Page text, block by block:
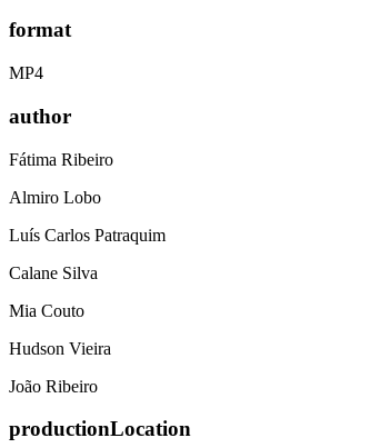
format
MP4
author
Fátima Ribeiro
Almiro Lobo
Luís Carlos Patraquim
Calane Silva
Mia Couto
Hudson Vieira
João Ribeiro
productionLocation